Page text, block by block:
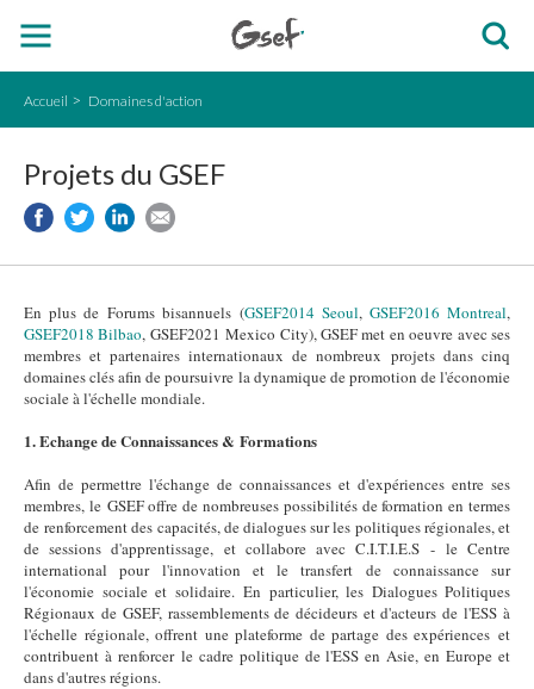
Accueil Domaines d'action
Projets du GSEF
En plus de Forums bisannuels (GSEF2014 Seoul, GSEF2016 Montreal,
GSEF2018 Bilbao, GSEF2021 Mexico City), GSEF met en oeuvre avec ses
membres et partenaires internationaux de nombreux projets dans cinq
domaines clés afin de poursuivre la dynamique de promotion de l'économie
sociale à l'échelle mondiale.
1. Echange de Connaissances & Formations
Afin de permettre l'échange de connaissances et d'expériences entre ses
membres, le GSEF offre de nombreuses possibilités de formation en termes
de renforcement des capacités, de dialogues sur les politiques régionales, et
de sessions d'apprentissage, et collabore avec C.I.T.I.E.S - le Centre
international pour l'innovation et le transfert de connaissance sur
l'économie sociale et solidaire. En particulier, les Dialogues Politiques
Régionaux de GSEF, rassemblements de décideurs et d'acteurs de l'ESS à
l'échelle régionale, offrent une plateforme de partage des expériences et
contribuent à renforcer le cadre politique de l'ESS en Asie, en Europe et
dans d'autres régions.